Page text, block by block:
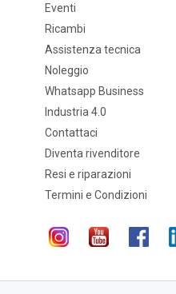
Eventi
Ricambi
Assistenza tecnica
Noleggio
Whatsapp Business
Industria 4.0
Contattaci
Diventa rivenditore
Resi e riparazioni
Termini e Condizioni